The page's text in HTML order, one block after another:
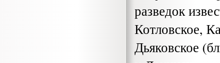
разведок
Котловское,
Дьяковское